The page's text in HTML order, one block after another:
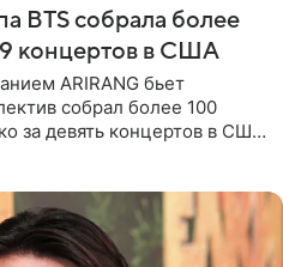
BTS собрала более
концертов в США
ARIRANG бьет
собрал более 100
за девять концертов в США.